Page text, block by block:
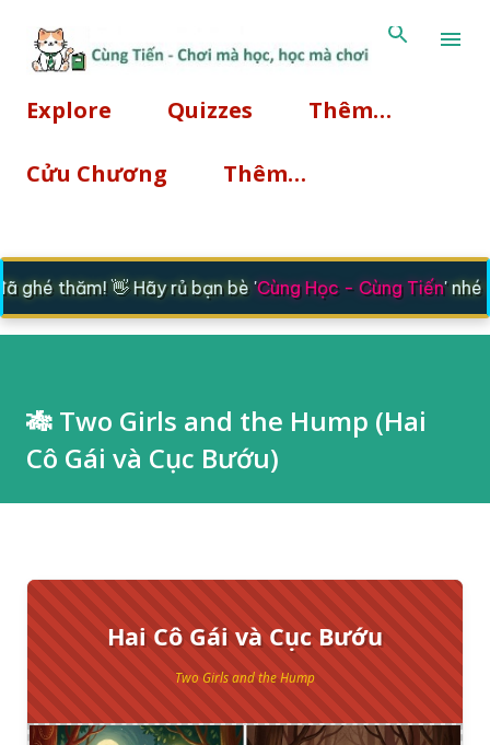
Explore Quizzes Thêm…
Cửu Chương Thêm…
ghé thăm! 👋 Hãy rủ bạn bè 'Cùng Học - Cùng Tiến' nhé
🎋 Two Girls and the Hump (Hai
Cô Gái và Cục Bướu)
Hai Cô Gái và Cục Bướu
Two Girls and the Hump